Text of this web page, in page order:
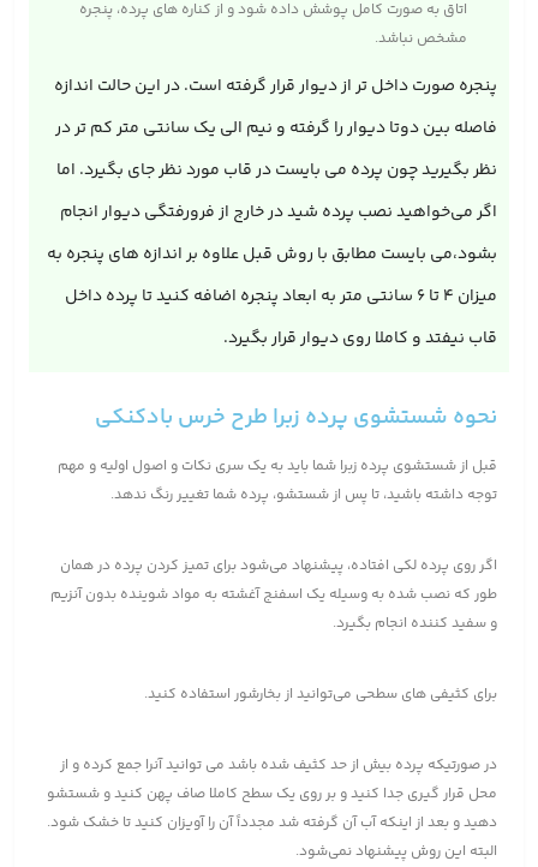
اتاق به صورت کامل پوشش داده شود و از کناره های پرده، پنجره
مشخص نباشد.
پنجره صورت داخل تر از دیوار قرار گرفته است. در این حالت اندازه
فاصله بین دوتا دیوار را گرفته و نیم الی یک سانتی متر کم تر در
نظر بگیرید چون پرده می بایست در قاب مورد نظر جای بگیرد. اما
اگر می‌خواهید نصب پرده شید در خارج از فرورفتگی دیوار انجام
بشود،می بایست مطابق با روش قبل علاوه بر اندازه های پنجره به
میزان 4 تا 6 سانتی متر به ابعاد پنجره اضافه کنید تا پرده داخل
قاب نیفتد و کاملا روی دیوار قرار بگیرد.
نحوه شستشوی پرده زبرا طرح خرس بادکنکی
قبل از شستشوی پرده زبرا شما باید به یک سری نکات و اصول اولیه و مهم
توجه داشته باشید، تا پس از شستشو، پرده شما تغییر رنگ ندهد.
اگر روی پرده لکی افتاده، پیشنهاد می‌شود برای تمیز کردن پرده در همان
طور که نصب شده به وسیله یک اسفنج آغشته به مواد شوینده بدون آنزیم
و سفید کننده انجام بگیرد.
برای کثیفی های سطحی می‌توانید از بخارشور استفاده کنید.
در صورتیکه پرده بیش از حد کثیف شده باشد می توانید آنرا جمع کرده و از
محل قرار گیری جدا کنید و بر روی یک سطح کاملا صاف پهن کنید و شستشو
دهید و بعد از اینکه آب آن گرفته شد مجدداً آن را آویزان کنید تا خشک شود.
البته این روش پیشنهاد نمی‌شود.